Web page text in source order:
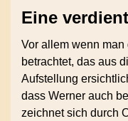
Eine
Vor allem wenn
betrachtet, das aus
Aufstellung
dass Werner auch
zeichnet sich durch